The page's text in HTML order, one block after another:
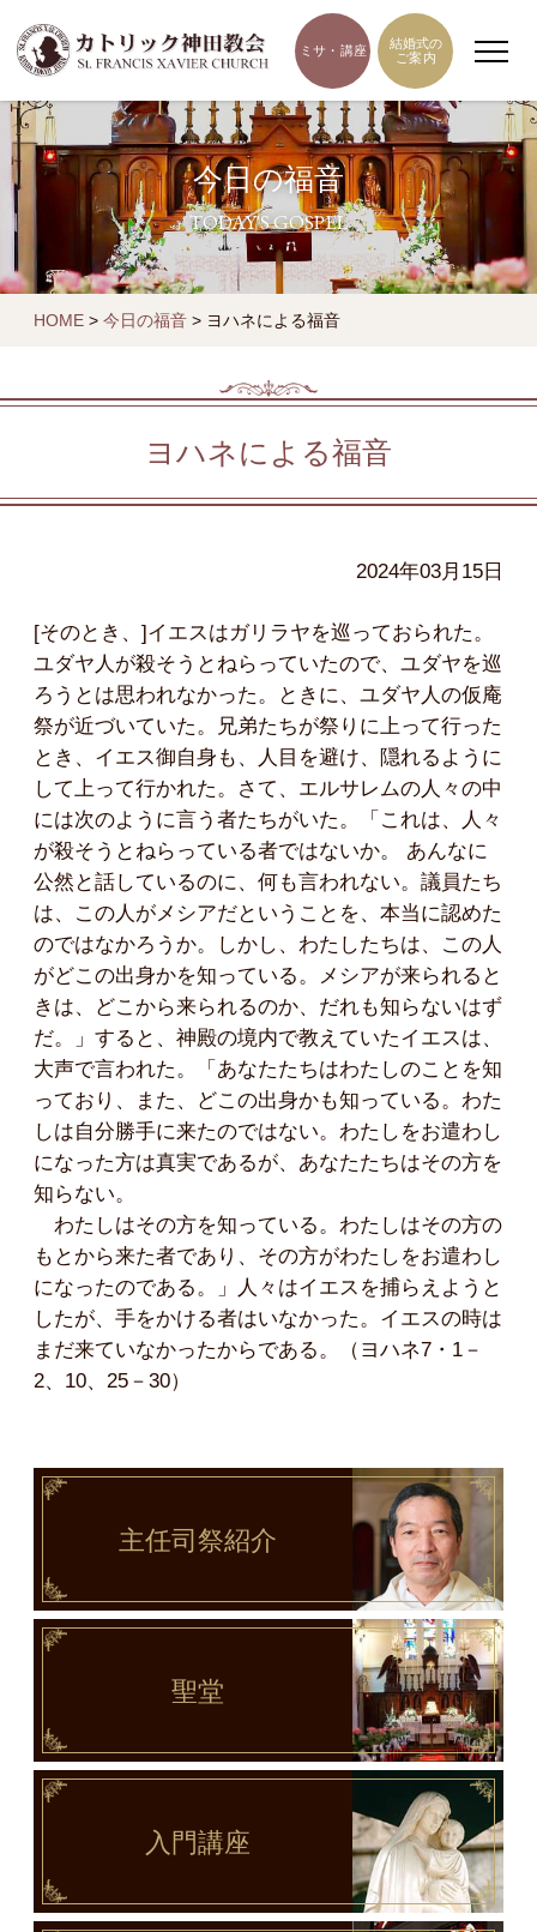
ミサ・講座
結婚式の
ご案内
今日の福音
TODAY'S GOSPEL
HOME > 今日の福音 > ヨハネによる福音
ヨハネによる福音
2024年03月15日
[そのとき、]イエスはガリラヤを巡っておられた。
ユダヤ人が殺そうとねらっていたので、ユダヤを巡
ろうとは思われなかった。ときに、ユダヤ人の仮庵
祭が近づいていた。兄弟たちが祭りに上って行った
とき、イエス御自身も、人目を避け、隠れるように
して上って行かれた。さて、エルサレムの人々の中
には次のように言う者たちがいた。「これは、人々
が殺そうとねらっている者ではないか。 あんなに
公然と話しているのに、何も言われない。議員たち
は、この人がメシアだということを、本当に認めた
のではなかろうか。しかし、わたしたちは、この人
がどこの出身かを知っている。メシアが来られると
きは、どこから来られるのか、だれも知らないはず
だ。」すると、神殿の境内で教えていたイエスは、
大声で言われた。「あなたたちはわたしのことを知
っており、また、どこの出身かも知っている。わた
しは自分勝手に来たのではない。わたしをお遣わし
になった方は真実であるが、あなたたちはその方を
知らない。
わたしはその方を知っている。わたしはその方の
もとから来た者であり、その方がわたしをお遣わし
になったのである。」人々はイエスを捕らえようと
したが、手をかける者はいなかった。イエスの時は
まだ来ていなかったからである。（ヨハネ7・1－
2、10、25－30）
主任司祭紹介
聖堂
入門講座